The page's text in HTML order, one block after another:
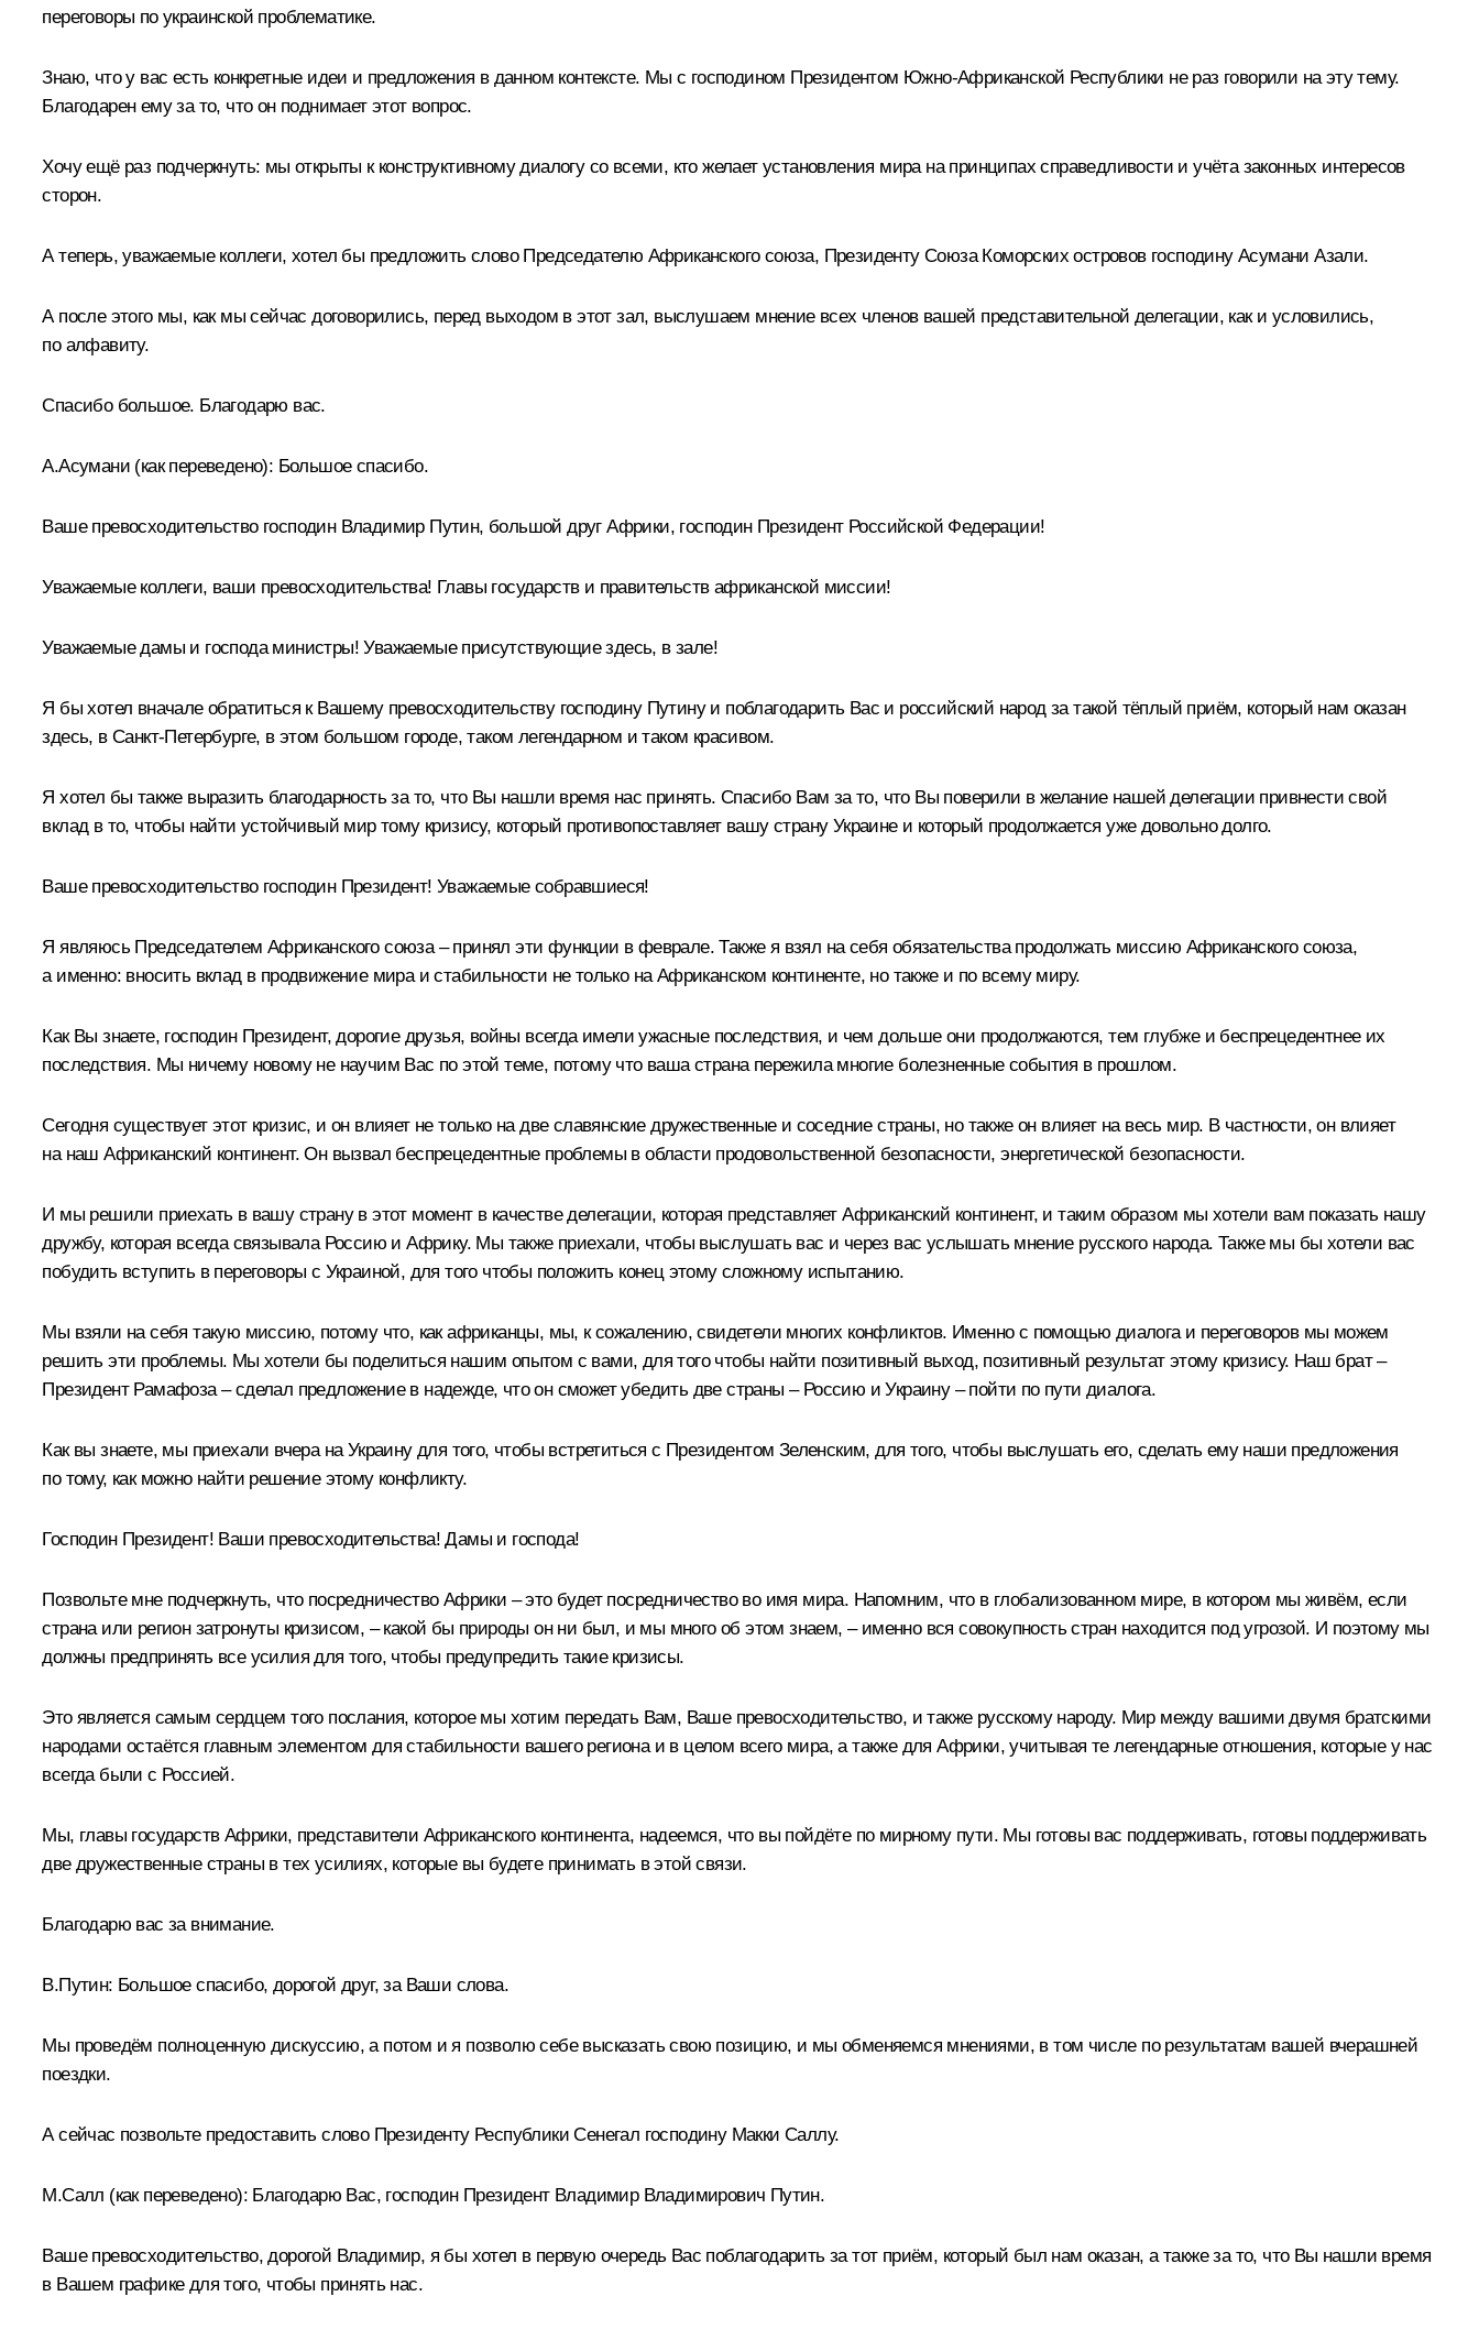
переговоры по украинской проблематике.
Знаю, что у вас есть конкретные идеи и предложения в данном контексте. Мы с господином Президентом Южно-Африканской Республики не раз говорили на эту тему.
Благодарен ему за то, что он поднимает этот вопрос.
Хочу ещё раз подчеркнуть: мы открыты к конструктивному диалогу со всеми, кто желает установления мира на принципах справедливости и учёта законных интересов
сторон.
А теперь, уважаемые коллеги, хотел бы предложить слово Председателю Африканского союза, Президенту Союза Коморских островов господину Асумани Азали.
А после этого мы, как мы сейчас договорились, перед выходом в этот зал, выслушаем мнение всех членов вашей представительной делегации, как и условились,
по алфавиту.
Спасибо большое. Благодарю вас.
А.Асумани (как переведено): Большое спасибо.
Ваше превосходительство господин Владимир Путин, большой друг Африки, господин Президент Российской Федерации!
Уважаемые коллеги, ваши превосходительства! Главы государств и правительств африканской миссии!
Уважаемые дамы и господа министры! Уважаемые присутствующие здесь, в зале!
Я бы хотел вначале обратиться к Вашему превосходительству господину Путину и поблагодарить Вас и российский народ за такой тёплый приём, который нам оказан
здесь, в Санкт-Петербурге, в этом большом городе, таком легендарном и таком красивом.
Я хотел бы также выразить благодарность за то, что Вы нашли время нас принять. Спасибо Вам за то, что Вы поверили в желание нашей делегации привнести свой
вклад в то, чтобы найти устойчивый мир тому кризису, который противопоставляет вашу страну Украине и который продолжается уже довольно долго.
Ваше превосходительство господин Президент! Уважаемые собравшиеся!
Я являюсь Председателем Африканского союза – принял эти функции в феврале. Также я взял на себя обязательства продолжать миссию Африканского союза,
а именно: вносить вклад в продвижение мира и стабильности не только на Африканском континенте, но также и по всему миру.
Как Вы знаете, господин Президент, дорогие друзья, войны всегда имели ужасные последствия, и чем дольше они продолжаются, тем глубже и беспрецедентнее их
последствия. Мы ничему новому не научим Вас по этой теме, потому что ваша страна пережила многие болезненные события в прошлом.
Сегодня существует этот кризис, и он влияет не только на две славянские дружественные и соседние страны, но также он влияет на весь мир. В частности, он влияет
на наш Африканский континент. Он вызвал беспрецедентные проблемы в области продовольственной безопасности, энергетической безопасности.
И мы решили приехать в вашу страну в этот момент в качестве делегации, которая представляет Африканский континент, и таким образом мы хотели вам показать нашу
дружбу, которая всегда связывала Россию и Африку. Мы также приехали, чтобы выслушать вас и через вас услышать мнение русского народа. Также мы бы хотели вас
побудить вступить в переговоры с Украиной, для того чтобы положить конец этому сложному испытанию.
Мы взяли на себя такую миссию, потому что, как африканцы, мы, к сожалению, свидетели многих конфликтов. Именно с помощью диалога и переговоров мы можем
решить эти проблемы. Мы хотели бы поделиться нашим опытом с вами, для того чтобы найти позитивный выход, позитивный результат этому кризису. Наш брат –
Президент Рамафоза – сделал предложение в надежде, что он сможет убедить две страны – Россию и Украину – пойти по пути диалога.
Как вы знаете, мы приехали вчера на Украину для того, чтобы встретиться с Президентом Зеленским, для того, чтобы выслушать его, сделать ему наши предложения
по тому, как можно найти решение этому конфликту.
Господин Президент! Ваши превосходительства! Дамы и господа!
Позвольте мне подчеркнуть, что посредничество Африки – это будет посредничество во имя мира. Напомним, что в глобализованном мире, в котором мы живём, если
страна или регион затронуты кризисом, – какой бы природы он ни был, и мы много об этом знаем, – именно вся совокупность стран находится под угрозой. И поэтому мы
должны предпринять все усилия для того, чтобы предупредить такие кризисы.
Это является самым сердцем того послания, которое мы хотим передать Вам, Ваше превосходительство, и также русскому народу. Мир между вашими двумя братскими
народами остаётся главным элементом для стабильности вашего региона и в целом всего мира, а также для Африки, учитывая те легендарные отношения, которые у нас
всегда были с Россией.
Мы, главы государств Африки, представители Африканского континента, надеемся, что вы пойдёте по мирному пути. Мы готовы вас поддерживать, готовы поддерживать
две дружественные страны в тех усилиях, которые вы будете принимать в этой связи.
Благодарю вас за внимание.
В.Путин: Большое спасибо, дорогой друг, за Ваши слова.
Мы проведём полноценную дискуссию, а потом и я позволю себе высказать свою позицию, и мы обменяемся мнениями, в том числе по результатам вашей вчерашней
поездки.
А сейчас позвольте предоставить слово Президенту Республики Сенегал господину Макки Саллу.
М.Салл (как переведено): Благодарю Вас, господин Президент Владимир Владимирович Путин.
Ваше превосходительство, дорогой Владимир, я бы хотел в первую очередь Вас поблагодарить за тот приём, который был нам оказан, а также за то, что Вы нашли время
в Вашем графике для того, чтобы принять нас.